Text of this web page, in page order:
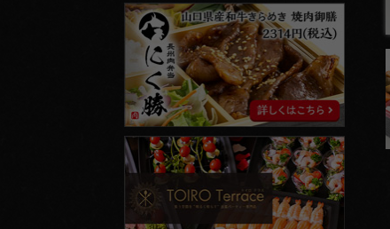
に
く
勝
ト
イ
ロ